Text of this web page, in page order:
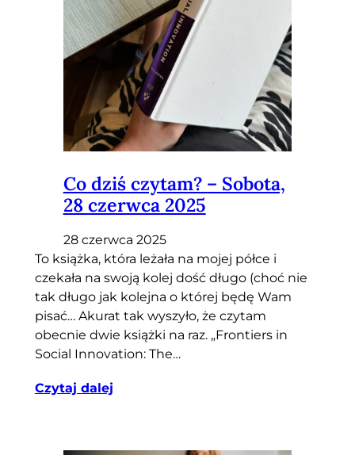
Co dziś czytam? – Sobota,
28 czerwca 2025
28 czerwca 2025
To książka, która leżała na mojej półce i
czekała na swoją kolej dość długo (choć nie
tak długo jak kolejna o której będę Wam
pisać… Akurat tak wyszyło, że czytam
obecnie dwie książki na raz. „Frontiers in
Social Innovation: The…
Czytaj dalej